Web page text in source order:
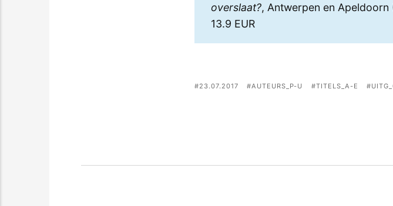
overslaat?, Antwerpen en Apeldoorn
13.9 EUR
23.07.2017 AUTEURS_P-U TITELS_A-E